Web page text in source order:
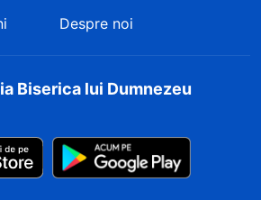
Despre noi
Biserica lui Dumnezeu